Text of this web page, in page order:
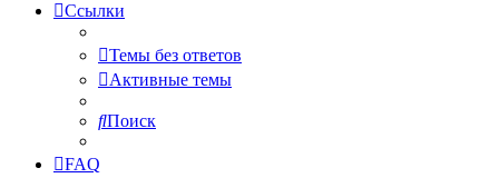
Ссылки
Темы без ответов
Активные темы
Поиск
FAQ